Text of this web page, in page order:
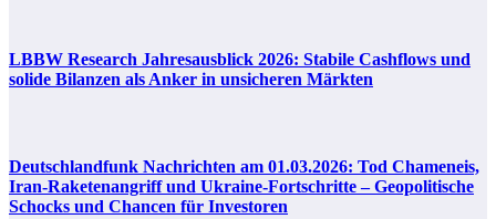
LBBW Research Jahresausblick 2026: Stabile Cashflows und
solide Bilanzen als Anker in unsicheren Märkten
Deutschlandfunk Nachrichten am 01.03.2026: Tod Chameneis,
Iran-Raketenangriff und Ukraine-Fortschritte – Geopolitische
Schocks und Chancen für Investoren